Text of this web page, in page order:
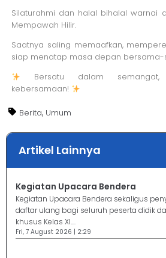
Silaturahmi dan halal bihalal warnai
Mempawah Hilir.
Saatnya saling memaafkan,
siap menatap masa depan bersama-
Bersatu dalam semangat,
kebersamaan!
Berita, Umum
Artikel Lainnya
Kegiatan Upacara Bendera
Kegiatan Upacara Bendera sekaligus
daftar ulang bagi seluruh peserta didik
khusus Kelas XI....
Fri, 7 August 2026 | 2:29